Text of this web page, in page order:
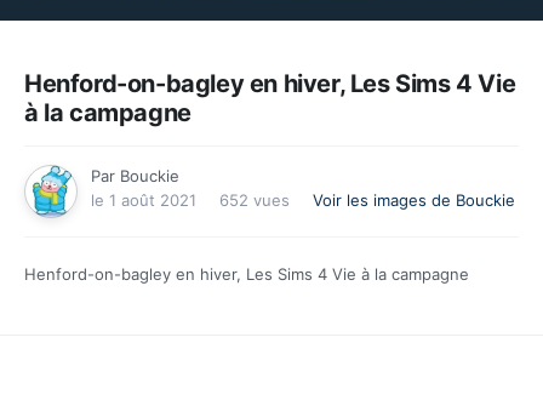
Henford-on-bagley en hiver, Les Sims 4 Vie
à la campagne
Par Bouckie
le 1 août 2021
652 vues Voir les images de Bouckie
Henford-on-bagley en hiver, Les Sims 4 Vie à la campagne